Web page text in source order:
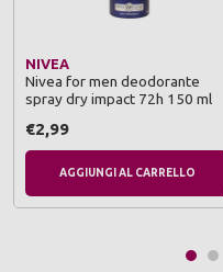
NIVEA
Nivea for men deodorante
spray dry impact 72h 150 ml
€2,99
AGGIUNGI AL CARRELLO